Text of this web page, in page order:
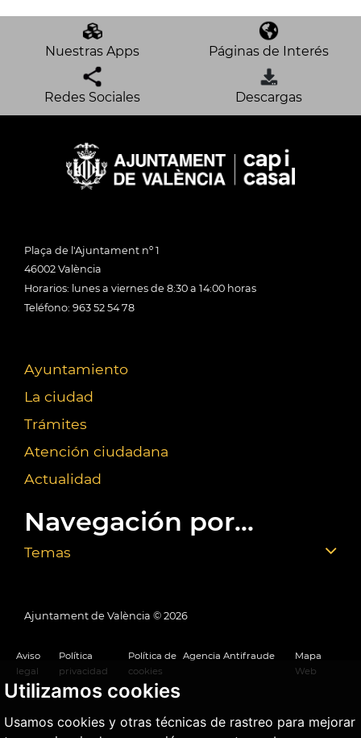
Utilizamos cookies
Usamos cookies y otras técnicas de rastreo para mejorar
Nuestras Apps Páginas de Interés
Redes Sociales Descargas
Plaça de l'Ajuntament nº 1
46002 València
Horarios: lunes a viernes de 8:30 a 14:00 horas
Teléfono: 963 52 54 78
Ayuntamiento
La ciudad
Trámites
Atención ciudadana
Actualidad
Navegación por...
Temas
Ajuntament de València © 2026
Aviso
legal
Política
privacidad
Política de
cookies
Agencia Antifraude
Mapa
Web